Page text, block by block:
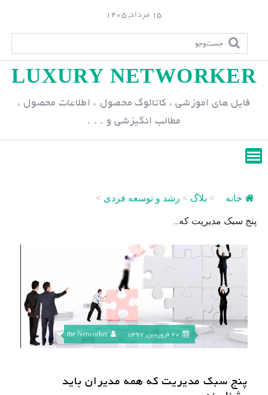
p
n
15 مرداد, 1405
LUXURY NETWORKER
فایل های اموزشی ، کاتالوگ محصول ، اطلاعات محصول ،
مطالب انگیزشی و . . .
خانه > بلاگ > رشد و توسعه فردی >
پنج سبک مدیریت که...
20 فروردین, 1397 the Networker
پنج سبک مدیریت که همه مدیران باید